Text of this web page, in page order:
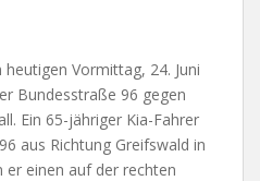
Vormittag, 24. Juni
Bundesstraße 96 gegen
Ein 65-jähriger Kia-Fahrer
aus Richtung Greifswald in
er einen auf der rechten